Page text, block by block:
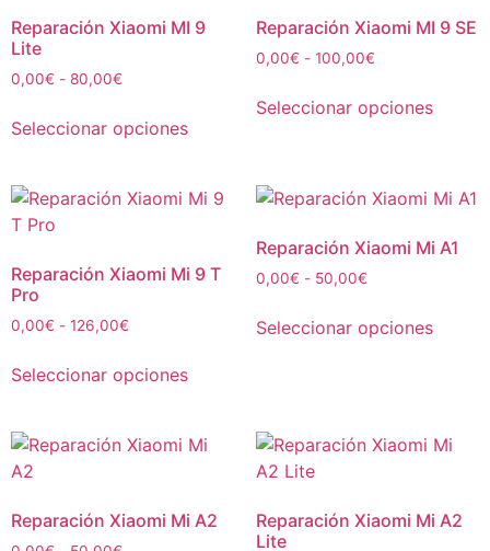
Reparación Xiaomi MI 9
Lite
0,00€ - 80,00€
Seleccionar opciones
Reparación Xiaomi MI 9 SE
0,00€ - 100,00€
Seleccionar opciones
Reparación Xiaomi Mi 9 T
Pro
0,00€ - 126,00€
Seleccionar opciones
Reparación Xiaomi Mi A1
0,00€ - 50,00€
Seleccionar opciones
Reparación Xiaomi Mi A2
Reparación Xiaomi Mi A2
Lite